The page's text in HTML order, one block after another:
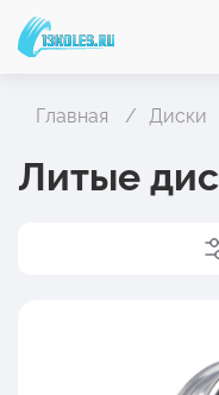
Главная Диски
Литые